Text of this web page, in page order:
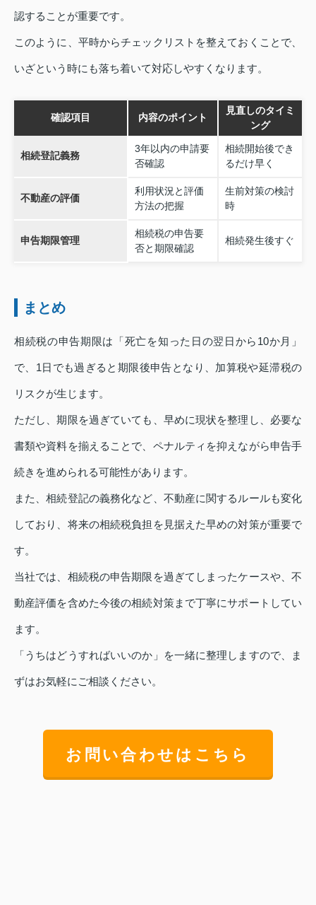
認することが重要です。
このように、平時からチェックリストを整えておくことで、
いざという時にも落ち着いて対応しやすくなります。
確認項目 内容のポイント
見直しのタイミ
ング
相続登記義務
3年以内の申請要
否確認
相続開始後でき
るだけ早く
不動産の評価
利用状況と評価
方法の把握
生前対策の検討
時
申告期限管理
相続税の申告要
否と期限確認
相続発生後すぐ
まとめ
相続税の申告期限は「死亡を知った日の翌日から10か月」
で、1日でも過ぎると期限後申告となり、加算税や延滞税の
リスクが生じます。
ただし、期限を過ぎていても、早めに現状を整理し、必要な
書類や資料を揃えることで、ペナルティを抑えながら申告手
続きを進められる可能性があります。
また、相続登記の義務化など、不動産に関するルールも変化
しており、将来の相続税負担を見据えた早めの対策が重要で
す。
当社では、相続税の申告期限を過ぎてしまったケースや、不
動産評価を含めた今後の相続対策まで丁寧にサポートしてい
ます。
「うちはどうすればいいのか」を一緒に整理しますので、ま
ずはお気軽にご相談ください。
お問い合わせはこちら